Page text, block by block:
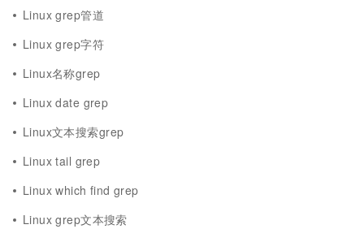
Linux grep管道
Linux grep字符
Linux名称grep
Linux date grep
Linux文本搜索grep
Linux tail grep
Linux which find grep
Linux grep文本搜索